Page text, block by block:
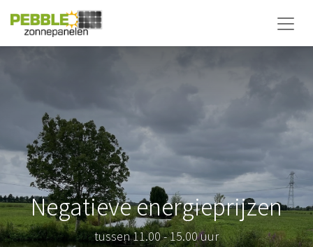
Negatieve energieprijzen
tussen 11.00 - 15.00 uur